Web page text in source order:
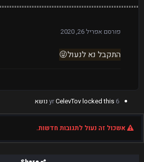
פורסם אפריל 26, 2020
התקבל נא לנעול😜
6 yr
CelevTovlocked this נושא
אשכול זה נעול לתגובות חדשות.